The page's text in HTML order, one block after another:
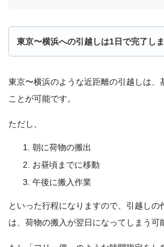
東京〜横浜への引越しは1日で完了しま
東京〜横浜のような近距離の引越しは、
ことが可能です。
ただし、
朝に荷物の搬出
お昼頃までに移動
午後に搬入作業
といった行程になりますので、引越しの
は、荷物の搬入が翌日になってしまう可